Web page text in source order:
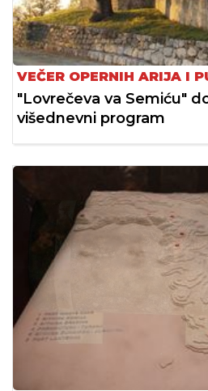
VEČER OPERNIH ARIJA I
"Lovrečeva va Semiću"
višednevni program